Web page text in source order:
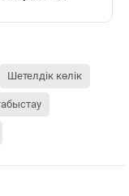
Шетелдік көлік